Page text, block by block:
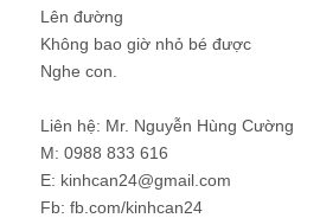
Lên đường
Không bao giờ nhỏ bé được
Nghe con.
Liên hệ: Mr. Nguyễn Hùng Cường
M: 0988 833 616
E: kinhcan24@gmail.com
Fb: fb.com/kinhcan24